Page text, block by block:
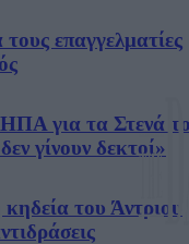
επαγγελματίες
ΗΠΑ για τα Στενά
γίνουν δεκτοί»
του Άντριου